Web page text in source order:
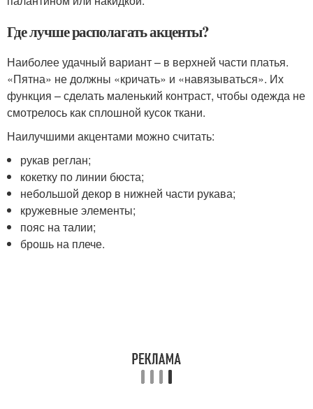
Где лучше располагать акценты?
Наиболее удачный вариант – в верхней части платья.
«Пятна» не должны «кричать» и «навязываться». Их
функция – сделать маленький контраст, чтобы одежда не
смотрелось как сплошной кусок ткани.
Наилучшими акцентами можно считать:
рукав реглан;
кокетку по линии бюста;
небольшой декор в нижней части рукава;
кружевные элементы;
пояс на талии;
брошь на плече.